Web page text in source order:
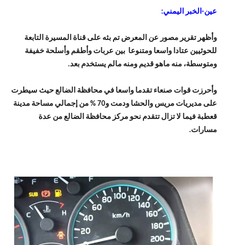
عين-الخبر اليمني:
وأظهر تقرير مصور عن المعرض تم بثه على قناة المسيرة التابعة
للحوثيين عتادا واسعا ومتنوعا بين عربات وأطقم وأسلحة خفيفة
ومتوسطة، منه ماهو قديم ومنه مالم يستخدم بعد.
وأحرزت قوات صنعاء تقدما واسعا في محافظة الضالع حيث سيطرت
على مديريات مريس والحشا ودمت و70 % من إجمالي مساحة مدينة
قعطبة فيما لا تزال تتقدم نحو مركز محافظة الضالع من عدة
مسارات.